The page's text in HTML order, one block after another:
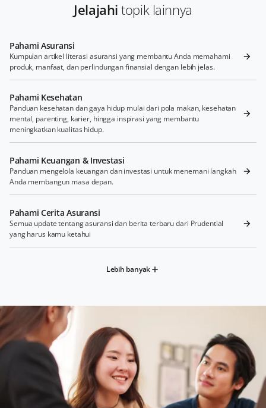
Jelajahitopik lainnya
Pahami Asuransi
Kumpulan artikel literasi asuransi yang membantu Anda memahami
produk, manfaat, dan perlindungan finansial dengan lebih jelas.
Pahami Kesehatan
Panduan kesehatan dan gaya hidup mulai dari pola makan, kesehatan
mental, parenting, karier, hingga inspirasi yang membantu
meningkatkan kualitas hidup.
Pahami Keuangan & Investasi
Panduan mengelola keuangan dan investasi untuk menemani langkah
Anda membangun masa depan.
Pahami Cerita Asuransi
Semua update tentang asuransi dan berita terbaru dari Prudential
yang harus kamu ketahui
Lebih banyak